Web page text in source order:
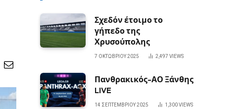
Σχεδόν έτοιμο το
γήπεδο της
Χρυσούπολης
7 ΟΚΤΩΒΡΊΟΥ 2025 2,497 VIEWS
Πανθρακικός-ΑΟ Ξάνθης
LIVE
14 ΣΕΠΤΕΜΒΡΊΟΥ 2025 1,300VIEWS